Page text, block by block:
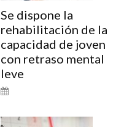
Se dispone la
rehabilitación de la
capacidad de joven
con retraso mental
leve